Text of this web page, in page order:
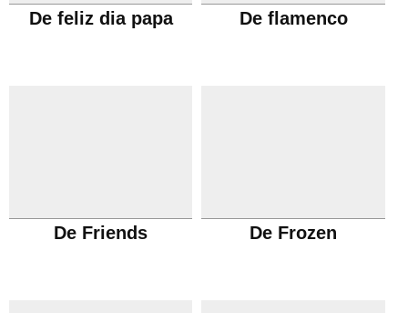
De feliz dia papa De flamenco
De Friends De Frozen